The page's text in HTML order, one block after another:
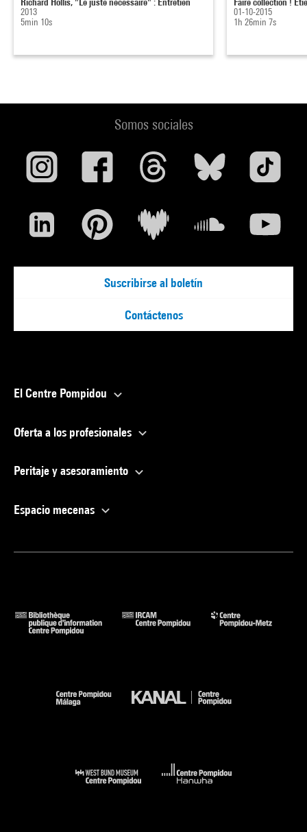
2013
5min 10s
01-10-2015
1h 26min 7s
Somos sociales
Suscribirse al boletín
Contáctenos
El Centre Pompidou
Oferta a los profesionales
Peritaje y asesoramiento
Espacio mecenas